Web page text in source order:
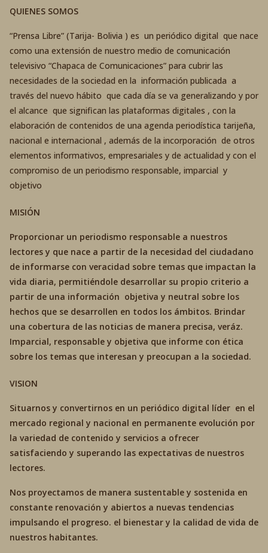
QUIENES SOMOS
“Prensa Libre” (Tarija- Bolivia ) es un periódico digital que nace
como una extensión de nuestro medio de comunicación
televisivo “Chapaca de Comunicaciones” para cubrir las
necesidades de la sociedad en la información publicada a
través del nuevo hábito que cada día se va generalizando y por
el alcance que significan las plataformas digitales , con la
elaboración de contenidos de una agenda periodística tarijeña,
nacional e internacional , además de la incorporación de otros
elementos informativos, empresariales y de actualidad y con el
compromiso de un periodismo responsable, imparcial y
objetivo
MISIÓN
Proporcionar un periodismo responsable a nuestros
lectores y que nace a partir de la necesidad del ciudadano
de informarse con veracidad sobre temas que impactan la
vida diaria, permitiéndole desarrollar su propio criterio a
partir de una información objetiva y neutral sobre los
hechos que se desarrollen en todos los ámbitos. Brindar
una cobertura de las noticias de manera precisa, veráz.
Imparcial, responsable y objetiva que informe con ética
sobre los temas que interesan y preocupan a la sociedad.
VISION
Situarnos y convertirnos en un periódico digital líder en el
mercado regional y nacional en permanente evolución por
la variedad de contenido y servicios a ofrecer
satisfaciendo y superando las expectativas de nuestros
lectores.
Nos proyectamos de manera sustentable y sostenida en
constante renovación y abiertos a nuevas tendencias
impulsando el progreso. el bienestar y la calidad de vida de
nuestros habitantes.